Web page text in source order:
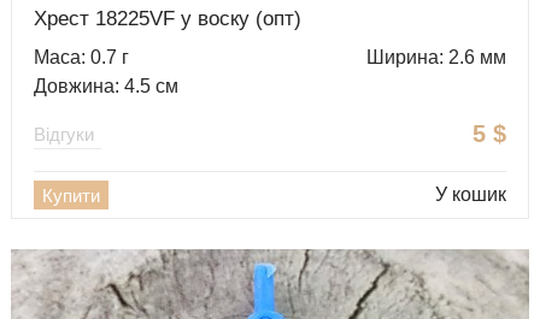
Хрест 18225VF у воску (опт)
Маса: 0.7 г
Ширина: 2.6 мм
Довжина: 4.5 см
5 $
Відгуки
Купити У кошик